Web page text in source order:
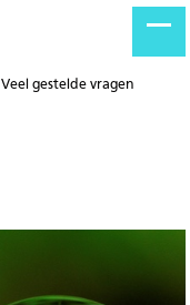
Veel gestelde vragen